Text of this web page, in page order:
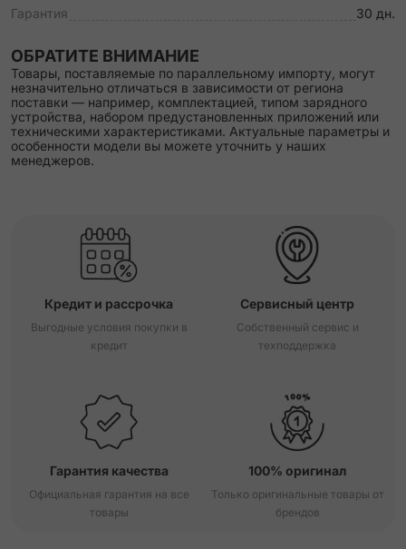
Гарантия
30 дн.
ОБРАТИТЕ ВНИМАНИЕ
Товары, поставляемые по параллельному импорту, могут
незначительно отличаться в зависимости от региона
поставки — например, комплектацией, типом зарядного
устройства, набором предустановленных приложений или
техническими характеристиками. Актуальные параметры и
особенности модели вы можете уточнить у наших
менеджеров.
Кредит и рассрочка
Выгодные условия покупки в
кредит
Сервисный центр
Собственный сервис и
техподдержка
Гарантия качества
Официальная гарантия на все
товары
100% оригинал
Только оригинальные товары от
брендов